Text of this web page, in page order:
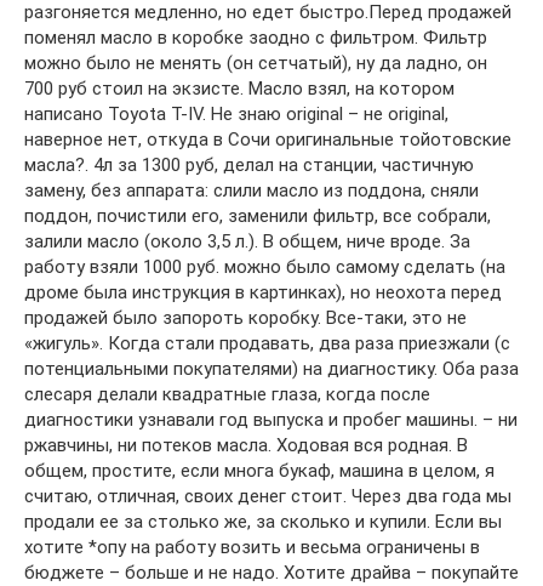
разгоняется медленно, но едет быстро.Перед продажей
поменял масло в коробке заодно с фильтром. Фильтр
можно было не менять (он сетчатый), ну да ладно, он
700 руб стоил на экзисте. Масло взял, на котором
написано Toyota T-IV. Не знаю original – не original,
наверное нет, откуда в Сочи оригинальные тойотовские
масла?. 4л за 1300 руб, делал на станции, частичную
замену, без аппарата: слили масло из поддона, сняли
поддон, почистили его, заменили фильтр, все собрали,
залили масло (около 3,5 л.). В общем, ниче вроде. За
работу взяли 1000 руб. можно было самому сделать (на
дроме была инструкция в картинках), но неохота перед
продажей было запороть коробку. Все-таки, это не
«жигуль». Когда стали продавать, два раза приезжали (с
потенциальными покупателями) на диагностику. Оба раза
слесаря делали квадратные глаза, когда после
диагностики узнавали год выпуска и пробег машины. – ни
ржавчины, ни потеков масла. Ходовая вся родная. В
общем, простите, если многа букаф, машина в целом, я
считаю, отличная, своих денег стоит. Через два года мы
продали ее за столько же, за сколько и купили. Если вы
хотите *опу на работу возить и весьма ограничены в
бюджете – больше и не надо. Хотите драйва – покупайте